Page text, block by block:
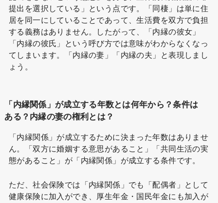
提出を選択している」という点です。「同棲」は単に住
居を同一にしていることであって、生活費を双方で負担
する義務はありません。したがって、「内縁の彼女」
「内縁の彼氏」という呼び方では意味がわからなくなっ
てしまいます。「内縁の妻」「内縁の夫」と表現しまし
ょう。
「内縁関係」が成立する年数とは何年から？条件は
ある？内縁の妻の権利とは？
「内縁関係」が成立するために決まった年数はありませ
ん。「双方に婚姻する意思があること」「共同生活の実
態があること」が「内縁関係」が成立する条件です。
ただ、社会保険では「内縁関係」でも「配偶者」として
健康保険に加入ができ、厚生年金・国民年金にも加入が